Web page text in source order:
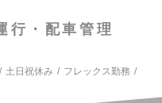
行・配車管理
土日祝休み
フレックス勤務